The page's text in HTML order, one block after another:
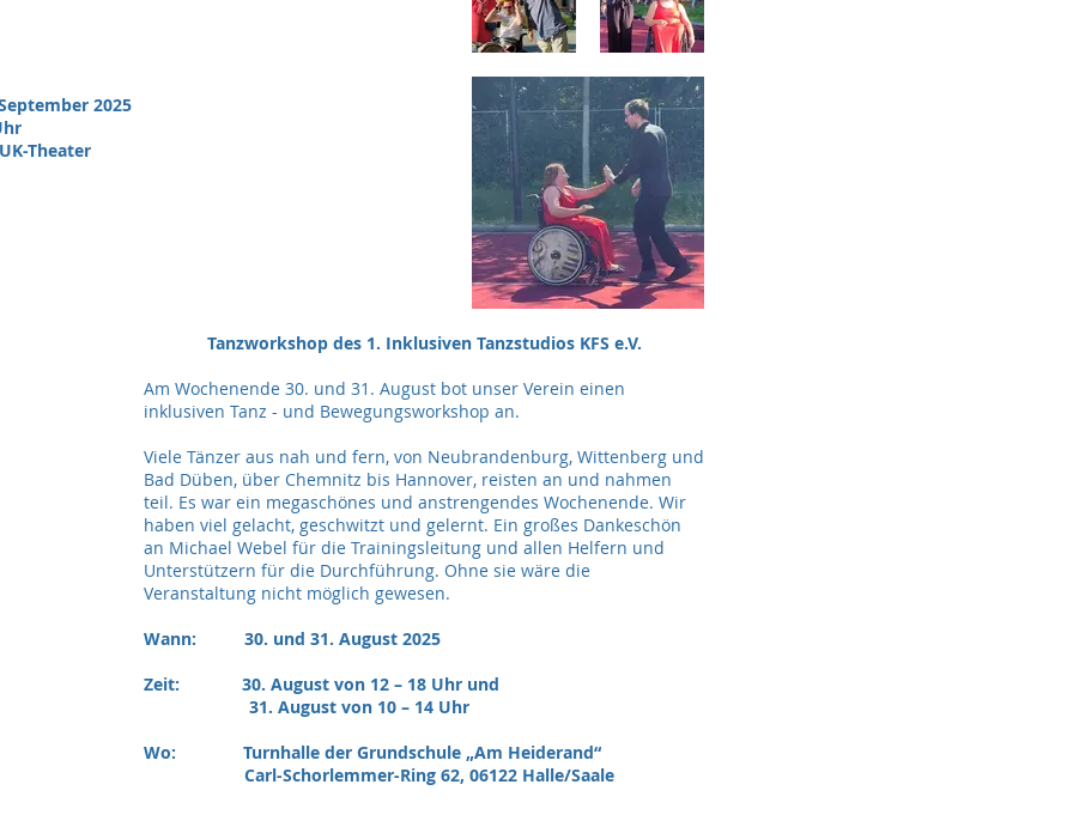
2025
Tanzworkshop des 1. Inklusiven Tanzstudios KFS e.V.
Am Wochenende 30. und 31. August bot unser Verein einen
inklusiven Tanz - und Bewegungsworkshop an.
Viele Tänzer aus nah und fern, von Neubrandenburg, Wittenberg und
Bad Düben, über Chemnitz bis Hannover, reisten an und nahmen
teil. Es war ein megaschönes und anstrengendes Wochenende. Wir
haben viel gelacht, geschwitzt und gelernt. Ein großes Dankeschön
an Michael Webel für die Trainingsleitung und allen Helfern und
Unterstützern für die Durchführung. Ohne sie wäre die
Veranstaltung nicht möglich gewesen.
Wann: 30. und 31. August 2025
Zeit: 30. August von 12 – 18 Uhr und
31. August von 10 – 14 Uhr
Wo: Turnhalle der Grundschule „Am Heiderand“
Carl-Schorlemmer-Ring 62, 06122 Halle/Saale